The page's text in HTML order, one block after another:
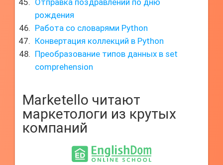
Отправка поздравлений по дню
рождения
Работа со словарями Python
Конвертация коллекций в Python
Преобразование типов данных в set
comprehension
Marketello читают
маркетологи из крутых
компаний